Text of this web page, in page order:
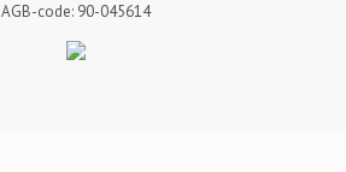
AGB-code: 90-045614